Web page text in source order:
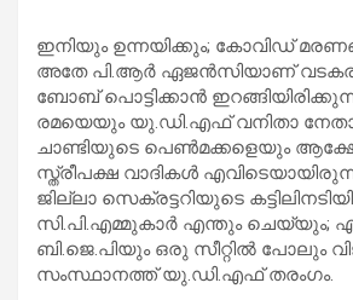
ഇനിയും ഉന്നയിക്കും; കോവിഡ്
അതേ പി.ആര്‍ ഏജന്‍സിയാണ്
ബോബ് പൊട്ടിക്കാന്‍
രമയെയും യു.ഡി.എഫ് വനിതാ
ചാണ്ടിയുടെ പെണ്‍മക്കളെയും
സ്ത്രീപക്ഷ വാദികള്‍
ജില്ലാ സെക്രട്ടറിയുടെ
സി.പി.എമ്മുകാര്‍ എന്തും ചെയ്യും;
ബി.ജെ.പിയും ഒരു സീറ്റില്‍ പോലും
സംസ്ഥാനത്ത് യു.ഡി.എഫ് തരംഗം.